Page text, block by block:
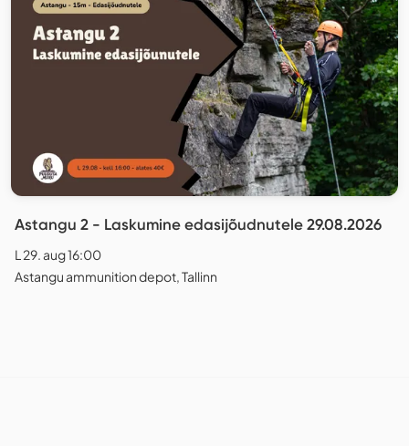
Astangu 2 - Laskumine edasijõudnutele 29.08.2026
L 29. aug 16:00
Astangu ammunition depot, Tallinn